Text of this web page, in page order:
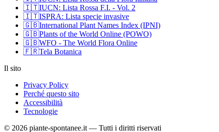
🇮🇹IUCN: Lista Rossa F.I. - Vol. 2
🇮🇹ISPRA: Lista specie invasive
🇬🇧International Plant Names Index (IPNI)
🇬🇧Plants of the World Online (POWO)
🇬🇧WFO - The World Flora Online
🇫🇷Tela Botanica
Il sito
Privacy Policy
Perché questo sito
Accessibilità
Tecnologie
© 2026 piante-spontanee.it — Tutti i diritti riservati